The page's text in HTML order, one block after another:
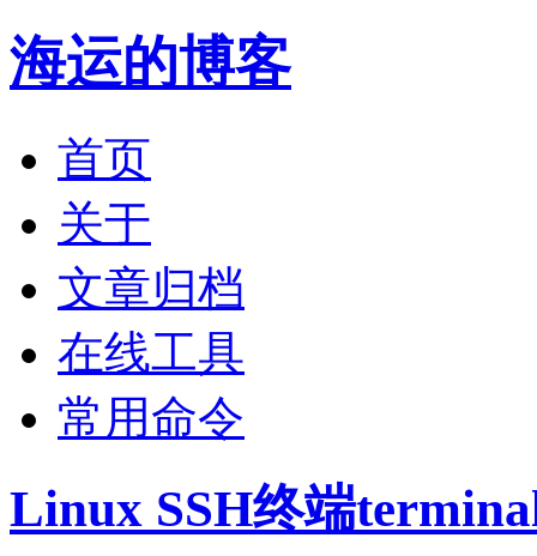
海运的博客
首页
关于
文章归档
在线工具
常用命令
Linux SSH终端